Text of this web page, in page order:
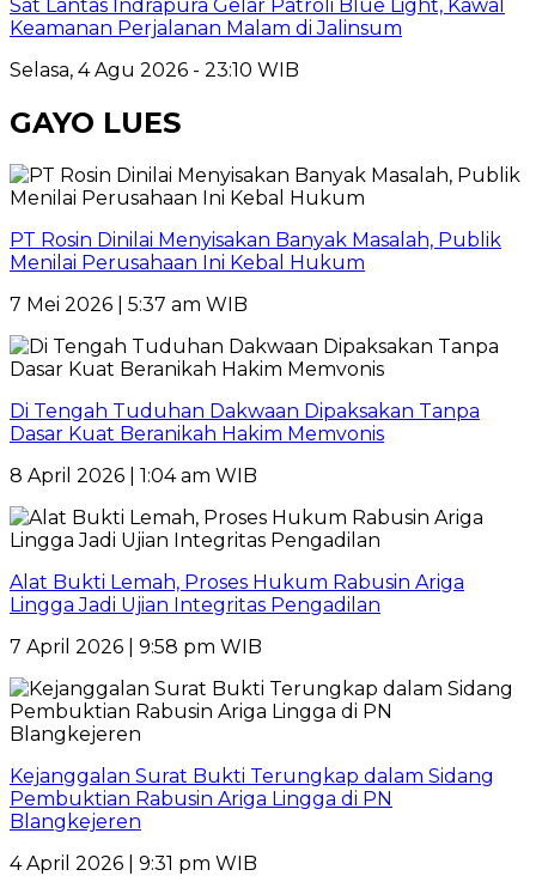
Sat Lantas Indrapura Gelar Patroli Blue Light, Kawal
Keamanan Perjalanan Malam di Jalinsum
Selasa, 4 Agu 2026 - 23:10 WIB
GAYO LUES
PT Rosin Dinilai Menyisakan Banyak Masalah, Publik
Menilai Perusahaan Ini Kebal Hukum
7 Mei 2026 | 5:37 am WIB
Di Tengah Tuduhan Dakwaan Dipaksakan Tanpa
Dasar Kuat Beranikah Hakim Memvonis
8 April 2026 | 1:04 am WIB
Alat Bukti Lemah, Proses Hukum Rabusin Ariga
Lingga Jadi Ujian Integritas Pengadilan
7 April 2026 | 9:58 pm WIB
Kejanggalan Surat Bukti Terungkap dalam Sidang
Pembuktian Rabusin Ariga Lingga di PN
Blangkejeren
4 April 2026 | 9:31 pm WIB